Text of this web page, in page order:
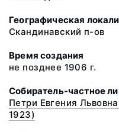
Географическая
Скандинавский п-ов
Время создания
не позднее 1906 г.
Собиратель-частное
Петри Евгения
1923)